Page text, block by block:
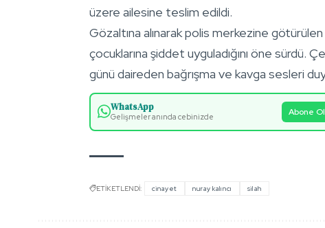
üzere ailesine teslim edildi.
Gözaltına alınarak polis merkezine
çocuklarına şiddet uyguladığını öne sürdü.
günü daireden bağrışma ve kavga sesleri
WhatsApp
Gelişmeler anında cebinizde Abone Ol
ETİKETLENDİ: cinayet nuray kalıncı silah